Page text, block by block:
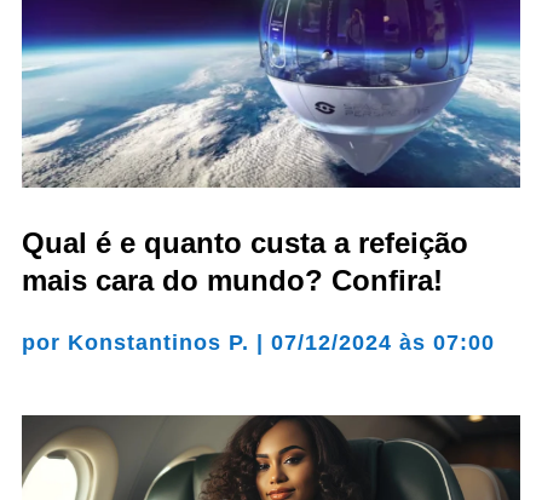
Qual é e quanto custa a refeição
mais cara do mundo? Confira!
por Konstantinos P. 07/12/2024 às 07:00